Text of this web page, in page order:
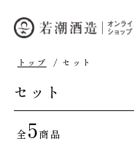
トップ / セット
セット
全 5 商品